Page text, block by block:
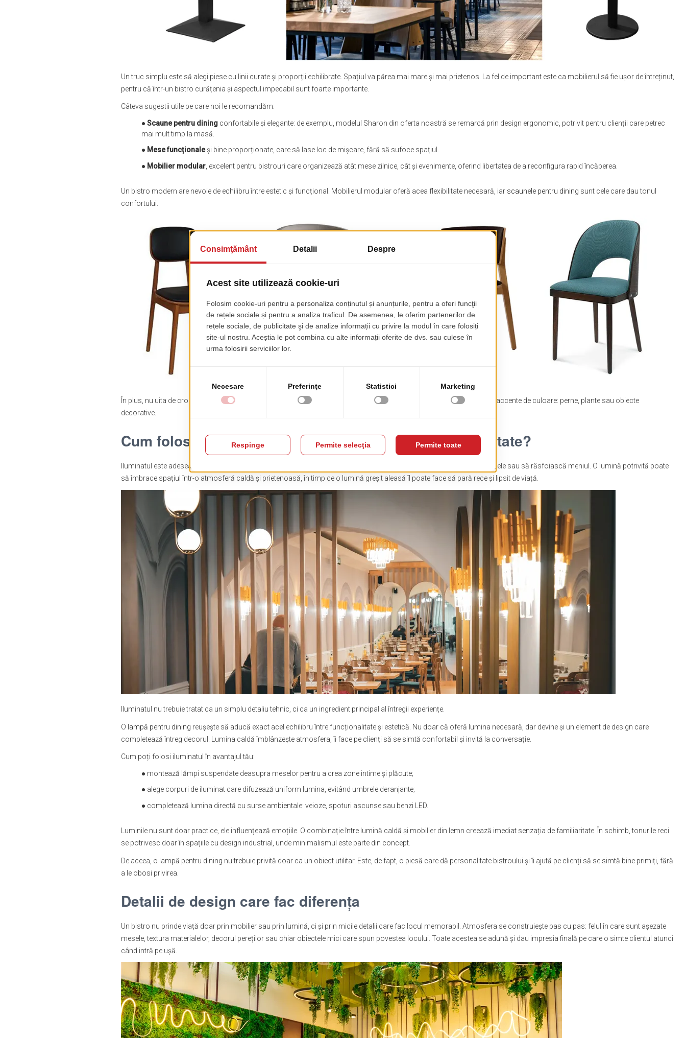
Un truc simplu este să alegi piese cu linii curate și proporții echilibrate. Spațiul va părea mai mare și mai prietenos. La fel de important este ca mobilierul să fie ușor de întreținut,
pentru că într-un bistro curățenia și aspectul impecabil sunt foarte importante.
Câteva sugestii utile pe care noi le recomandăm:
●Scaune pentru dining confortabile și elegante: de exemplu, modelul Sharon din oferta noastră se remarcă prin design ergonomic, potrivit pentru clienții care petrec
mai mult timp la masă.
● Mese funcționaleși bine proporționate, care să lase loc de mișcare, fără să sufoce spațiul.
● Mobilier modular , excelent pentru bistrouri care organizează atât mese zilnice, cât și evenimente, oferind libertatea de a reconfigura rapid încăperea.
Un bistro modern are nevoie de echilibru între estetic și funcțional. Mobilierul modular oferă acea flexibilitate necesară, iar scaunele pentru dining sunt cele care dau tonul
confortului.
În plus, nu uita de cromatică. Paletele neutre sau tonurile naturale creează o bază calmă, pe care o poți înviora cu mici accente de culoare: perne, plante sau obiecte
decorative.
Cum folosești iluminatul pentru a crea căldură și intimitate?
Iluminatul este adesea primul lucru pe care oamenii îl simt atunci când intră într-un bistro, chiar înainte să observe mesele sau să răsfoiască meniul. O lumină potrivită poate
să îmbrace spațiul într-o atmosferă caldă și prietenoasă, în timp ce o lumină greșit aleasă îl poate face să pară rece și lipsit de viață.
Iluminatul nu trebuie tratat ca un simplu detaliu tehnic, ci ca un ingredient principal al întregii experiențe.
O lampă pentru dining reușește să aducă exact acel echilibru între funcționalitate și estetică. Nu doar că oferă lumina necesară, dar devine și un element de design care
completează întreg decorul. Lumina caldă îmblânzește atmosfera, îi face pe clienți să se simtă confortabil și invită la conversație.
Cum poți folosi iluminatul în avantajul tău:
● montează lămpi suspendate deasupra meselor pentru a crea zone intime și plăcute;
● alege corpuri de iluminat care difuzează uniform lumina, evitând umbrele deranjante;
● completează lumina directă cu surse ambientale: veioze, spoturi ascunse sau benzi LED.
Luminile nu sunt doar practice, ele influențează emoțiile. O combinație între lumină caldă și mobilier din lemn creează imediat senzația de familiaritate. În schimb, tonurile reci
se potrivesc doar în spațiile cu design industrial, unde minimalismul este parte din concept.
De aceea, o lampă pentru dining nu trebuie privită doar ca un obiect utilitar. Este, de fapt, o piesă care dă personalitate bistroului și îi ajută pe clienți să se simtă bine primiți, fără
a le obosi privirea.
Detalii de design care fac diferența
Un bistro nu prinde viață doar prin mobilier sau prin lumină, ci și prin micile detalii care fac locul memorabil. Atmosfera se construiește pas cu pas: felul în care sunt așezate
mesele, textura materialelor, decorul pereților sau chiar obiectele mici care spun povestea locului. Toate acestea se adună și dau impresia finală pe care o simte clientul atunci
când intră pe ușă.